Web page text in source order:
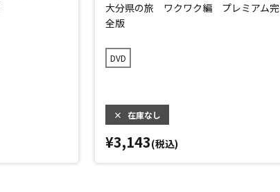
大分県の旅 ワクワク編 プレミアム完
全版
DVD
× 在庫なし
¥3,143(税込)